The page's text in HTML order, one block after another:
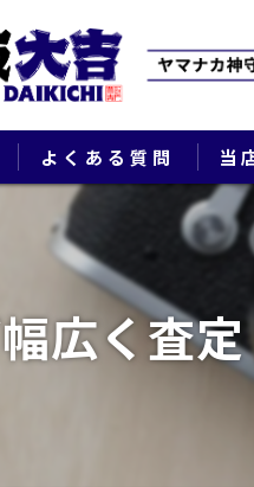
よくある質問 当
ブ
貴
切手
広く査